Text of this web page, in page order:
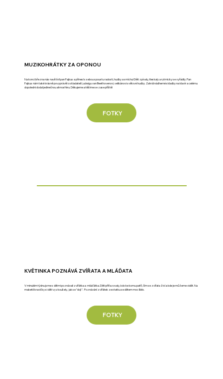
MUZIKOHRÁTKY ZA OPONOU
Na konci března nás navštívil pan Fajkus a přinesl s sebou spoustu radosti, hudby a smíchu! Děti zpívaly, tleskaly a rytmicky se vyřádily. Pan
Fajkus nám také krásně povyprávěl o skladateli Ludwigu van Beethovenovi, velikánovi světové hudby. Zahrál nádherné skladby na klavír a celému
dopoledni dodal jedinečnou atmosféru. Děkujeme a těšíme se zase příště!
FOTKY
KVĚTINKA POZNÁVÁ ZVÍŘATA A MLÁĎATA
V minulém týdnu jsme s dětmi poznávali zvířátka a mláďátka. Děti přiřazovaly, kdo ke komu patří, čím se zvířata živí a kde je můžeme vidět. Na
maketě kravičky si děti vyzkoušely, jak se "dojí ". Poznávání zvířátek ze statku se dětem moc líbilo.
FOTKY